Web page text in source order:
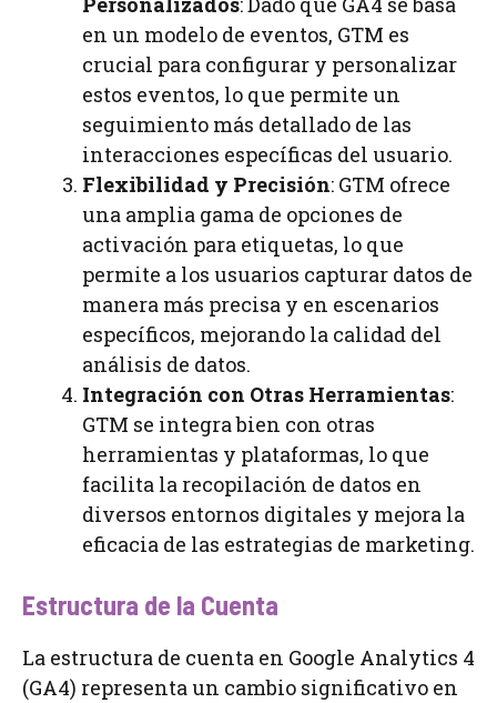
en un modelo de eventos, GTM es
crucial para configurar y personalizar
estos eventos, lo que permite un
seguimiento más detallado de las
interacciones específicas del usuario.
Flexibilidad y Precisión: GTM ofrece
una amplia gama de opciones de
activación para etiquetas, lo que
permite a los usuarios capturar datos de
manera más precisa y en escenarios
específicos, mejorando la calidad del
análisis de datos.
Integración con Otras Herramientas:
GTM se integra bien con otras
herramientas y plataformas, lo que
facilita la recopilación de datos en
diversos entornos digitales y mejora la
eficacia de las estrategias de marketing.
Estructura de la Cuenta
La estructura de cuenta en Google Analytics 4
(GA4) representa un cambio significativo en